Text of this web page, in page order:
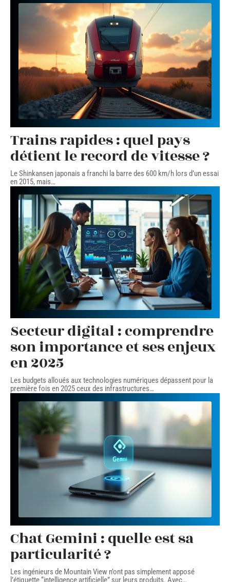
Trains rapides : quel pays
détient le record de vitesse ?
Le Shinkansen japonais a franchi la barre des 600 km/h lors d’un essai
en 2015, mais…
Secteur digital : comprendre
son importance et ses enjeux
en 2025
Les budgets alloués aux technologies numériques dépassent pour la
première fois en 2025 ceux des infrastructures…
Chat Gemini : quelle est sa
particularité ?
Les ingénieurs de Mountain View n’ont pas simplement apposé
l’étiquette “intelligence artificielle” sur leurs produits. Avec…